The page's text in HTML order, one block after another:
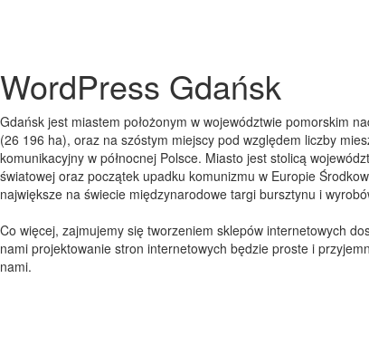
WordPress Gdańsk
Gdańsk jest miastem położonym w województwie pomorskim
(26 196 ha), oraz na szóstym miejscy pod względem liczby
komunikacyjny w północnej Polsce. Miasto jest stolicą
światowej oraz początek upadku komunizmu w Europie
największe na świecie międzynarodowe targi bursztynu i
Co więcej, zajmujemy się tworzeniem sklepów internetowych
nami projektowanie stron internetowych będzie proste i
nami.